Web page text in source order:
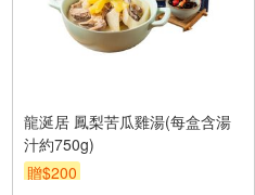
龍涎居 鳳梨苦瓜雞湯(每盒含湯
汁約750g)
贈$200